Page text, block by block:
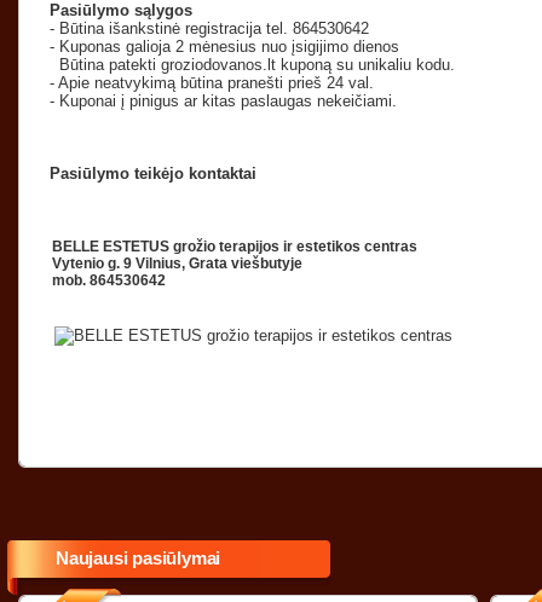
Pasiūlymo sąlygos
- Būtina išankstinė registracija tel. 864530642
- Kuponas galioja 2 mėnesius nuo įsigijimo dienos
Būtina patekti groziodovanos.lt kuponą su unikaliu kodu.
- Apie neatvykimą būtina pranešti prieš 24 val.
- Kuponai į pinigus ar kitas paslaugas nekeičiami.
Pasiūlymo teikėjo kontaktai
BELLE ESTETUS grožio terapijos ir estetikos centras
Vytenio g. 9 Vilnius, Grata viešbutyje
mob. 864530642
Naujausi pasiūlymai